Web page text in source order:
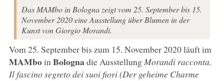
Das MAMbo in Bologna zeigt vom 25. September bis 15.
November 2020 eine Ausstellung über Blumen in der
Kunst von Giorgio Morandi.
Vom 25. September bis zum 15. November 2020 läuft im
MAMboin Bolognadie Ausstellung Morandi racconta.
Il fascino segreto dei suoi fiori (Der geheime Charme